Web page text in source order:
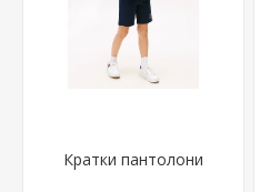
Кратки пантолони